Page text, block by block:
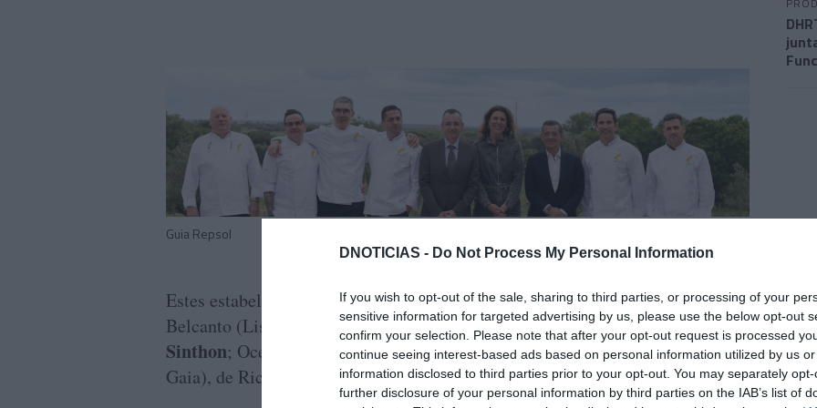
DNOTICIAS - Do Not Process My Personal Information
If you wish to opt-out of the sale, sharing to third parties, or processing of your
sensitive information for targeted advertising by us, please use the below opt-out
confirm your selection. Please note that after your opt-out request is processed
continue seeing interest-based ads based on personal information utilized by us
information disclosed to third parties prior to your opt-out. You may separately
further disclosure of your personal information by third parties on the IAB’s list of
Guia Repsol
Estes estabelecimentos algarvios juntam-se aos premiados na edição passada:
Belcanto (Lisboa), de José Avillez;Il Gallo D'Oro (Funchal), de Benoît
Sinthon; Ocean (Porches), do chef Hans Neuner, e The Yeatman (Vila Nova de
Gaia), de Ricardo Costa.